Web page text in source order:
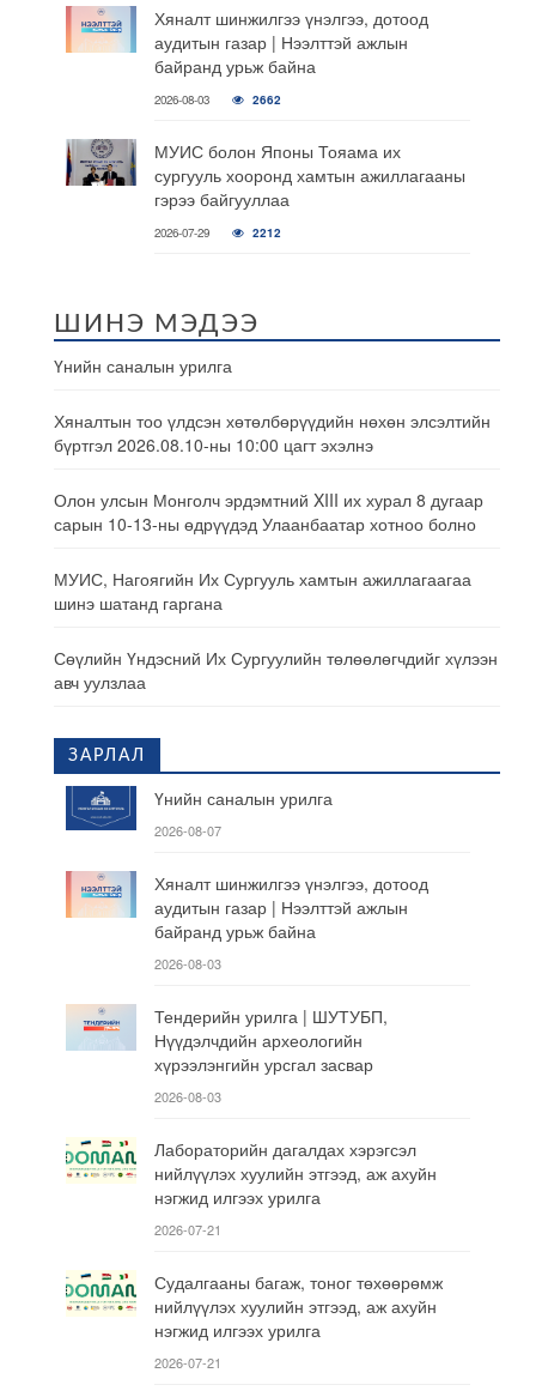
Хяналт шинжилгээ үнэлгээ, дотоод
аудитын газар | Нээлттэй ажлын
байранд урьж байна
2026-08-03 2662
МУИС болон Японы Тояама их
сургууль хооронд хамтын ажиллагааны
гэрээ байгууллаа
2026-07-29 2212
ШИНЭ МЭДЭЭ
Үнийн саналын урилга
Хяналтын тоо үлдсэн хөтөлбөрүүдийн нөхөн элсэлтийн
бүртгэл 2026.08.10-ны 10:00 цагт эхэлнэ
Олон улсын Монголч эрдэмтний XIII их хурал 8 дугаар
сарын 10-13-ны өдрүүдэд Улаанбаатар хотноо болно
МУИС, Нагоягийн Их Сургууль хамтын ажиллагаагаа
шинэ шатанд гаргана
Сөүлийн Үндэсний Их Сургуулийн төлөөлөгчдийг хүлээн
авч уулзлаа
ЗАРЛАЛ
Үнийн саналын урилга
2026-08-07
Хяналт шинжилгээ үнэлгээ, дотоод
аудитын газар | Нээлттэй ажлын
байранд урьж байна
2026-08-03
Тендерийн урилга | ШУТУБП,
Нүүдэлчдийн археологийн
хүрээлэнгийн урсгал засвар
2026-08-03
Лабораторийн дагалдах хэрэгсэл
нийлүүлэх хуулийн этгээд, аж ахуйн
нэгжид илгээх урилга
2026-07-21
Судалгааны багаж, тоног төхөөрөмж
нийлүүлэх хуулийн этгээд, аж ахуйн
нэгжид илгээх урилга
2026-07-21